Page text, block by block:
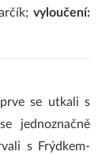
vyloučení:
se utkali s
jednoznačně
s Frýdkem-